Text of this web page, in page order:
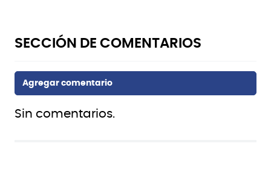
Sin comentarios.